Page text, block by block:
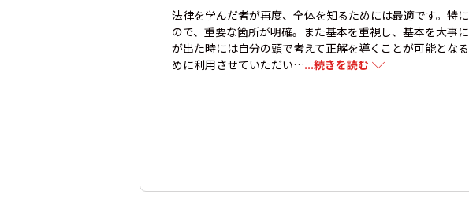
法律を学んだ者が再度、全体を知るためには最適です。特
ので、重要な箇所が明確。また基本を重視し、基本を大事
が出た時には自分の頭で考えて正解を導くことが可能とな
めに利用させていただい…...続きを読む